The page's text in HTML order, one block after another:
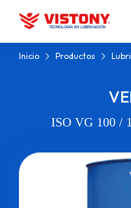
Inicio Productos
ISO VG 100 /